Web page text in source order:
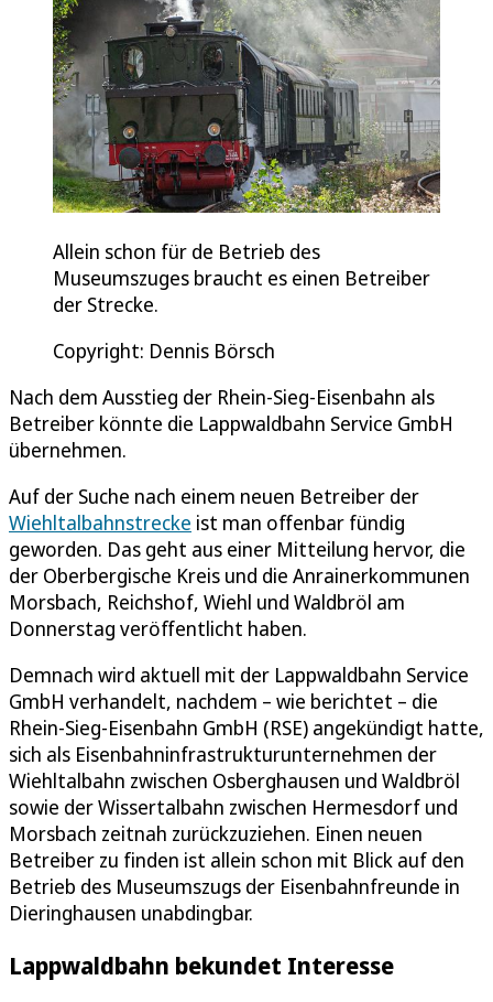
Allein schon für de Betrieb des
Museumszuges braucht es einen Betreiber
der Strecke.
Copyright: Dennis Börsch
Nach dem Ausstieg der Rhein-Sieg-Eisenbahn als
Betreiber könnte die Lappwaldbahn Service GmbH
übernehmen.
Auf der Suche nach einem neuen Betreiber der
Wiehltalbahnstrecke ist man offenbar fündig
geworden. Das geht aus einer Mitteilung hervor, die
der Oberbergische Kreis und die Anrainerkommunen
Morsbach, Reichshof, Wiehl und Waldbröl am
Donnerstag veröffentlicht haben.
Demnach wird aktuell mit der Lappwaldbahn Service
GmbH verhandelt, nachdem – wie berichtet – die
Rhein-Sieg-Eisenbahn GmbH (RSE) angekündigt hatte,
sich als Eisenbahninfrastrukturunternehmen der
Wiehltalbahn zwischen Osberghausen und Waldbröl
sowie der Wissertalbahn zwischen Hermesdorf und
Morsbach zeitnah zurückzuziehen. Einen neuen
Betreiber zu finden ist allein schon mit Blick auf den
Betrieb des Museumszugs der Eisenbahnfreunde in
Dieringhausen unabdingbar.
Lappwaldbahn bekundet Interesse